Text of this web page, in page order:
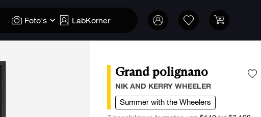
Foto's LabKorner
Grand polignano
NIK AND KERRY WHEELER
Summer with the Wheelers